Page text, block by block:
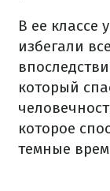
В ее классе
избегали
который
которое
темные